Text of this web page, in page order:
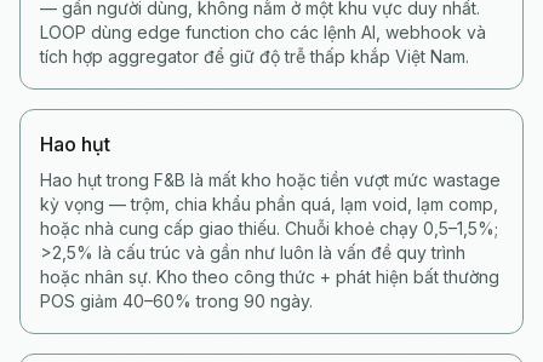
— gần người dùng, không nằm ở một khu vực duy nhất.
LOOP dùng edge function cho các lệnh AI, webhook và
tích hợp aggregator để giữ độ trễ thấp khắp Việt Nam.
Hao hụt
Hao hụt trong F&B là mất kho hoặc tiền vượt mức wastage
kỳ vọng — trộm, chia khẩu phần quá, lạm void, lạm comp,
hoặc nhà cung cấp giao thiếu. Chuỗi khoẻ chạy 0,5–1,5%;
>2,5% là cấu trúc và gần như luôn là vấn đề quy trình
hoặc nhân sự. Kho theo công thức + phát hiện bất thường
POS giảm 40–60% trong 90 ngày.